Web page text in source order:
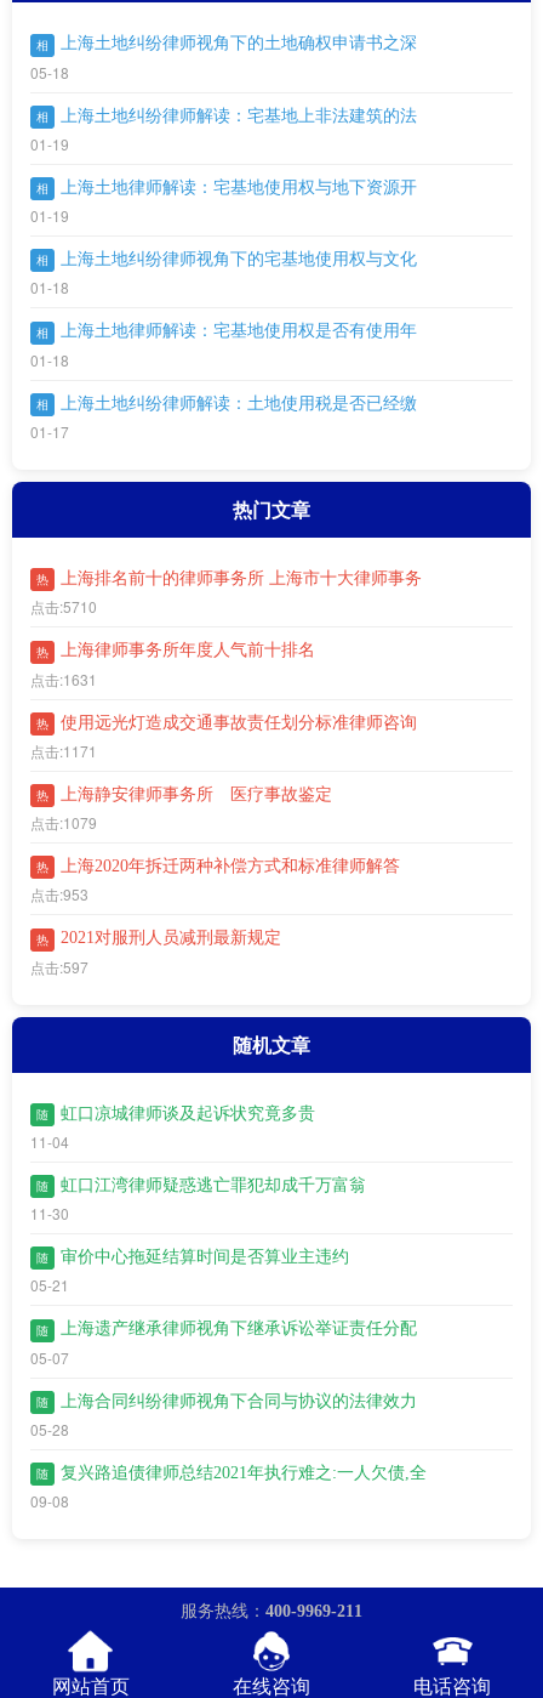
相 上海土地纠纷律师视角下的土地确权申请书之深
05-18
相 上海土地纠纷律师解读：宅基地上非法建筑的法
01-19
相 上海土地律师解读：宅基地使用权与地下资源开
01-19
相 上海土地纠纷律师视角下的宅基地使用权与文化
01-18
相 上海土地律师解读：宅基地使用权是否有使用年
01-18
相 上海土地纠纷律师解读：土地使用税是否已经缴
01-17
热门文章
热 上海排名前十的律师事务所 上海市十大律师事务
点击:5710
热 上海律师事务所年度人气前十排名
点击:1631
热 使用远光灯造成交通事故责任划分标准律师咨询
点击:1171
热 上海静安律师事务所 医疗事故鉴定
点击:1079
热 上海2020年拆迁两种补偿方式和标准律师解答
点击:953
热 2021对服刑人员减刑最新规定
点击:597
随机文章
随 虹口凉城律师谈及起诉状究竟多贵
11-04
随 虹口江湾​律师疑惑逃亡罪犯却成千万富翁
11-30
随 审价中心拖延结算时间是否算业主违约
05-21
随 上海遗产继承律师视角下继承诉讼举证责任分配
05-07
随 上海合同纠纷律师视角下合同与协议的法律效力
05-28
随 复兴路追债律师总结2021年执行难之:一人欠债,全
09-08
服务热线： 400-9969-211
Copyright ©上海市华天成律师事务所 1999-2021 版权所有Power by
| 备案信息：沪ICP备17030395号
网站首页 在线咨询 电话咨询